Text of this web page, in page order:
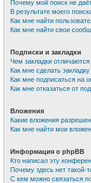
Почему мой поиск не
В результате моего
Как мне найти
Как мне найти свои
Подписки и закладки
Чем закладки отличаются
Как мне сделать
Как мне подписаться на
Как мне отказаться от
Вложения
Какие вложения
Как мне найти мои
Информация о phpBB
Кто написал эту
Почему здесь нет такой-
С кем можно связаться